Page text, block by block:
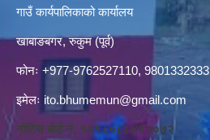
गाउँ कार्यपालिकाको कार्यालय
खाबाङबगर, रुकुम (पूर्व)
फोनः +977-9762527110, 9801332333
इमेलः ito.bhumemun@gmail.com
नोटिस बोर्ड नं. १६१८०८८४१३०७२